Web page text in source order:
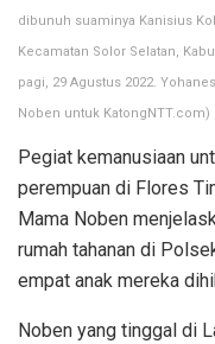
dibunuh suaminya Kanisius
Kecamatan Solor Selatan,
pagi, 29 Agustus 2022.
Noben untuk KatongNTT.com)
Pegiat kemanusiaan
perempuan di Flores
Mama Noben
rumah tahanan di
empat anak mereka
Noben yang tinggal di